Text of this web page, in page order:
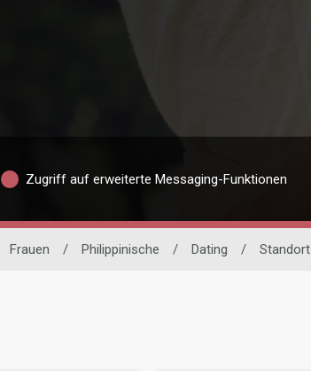
Zugriff auf erweiterte Messaging-Funktionen
Frauen / Philippinische / Dating / Standort